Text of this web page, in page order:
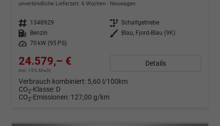
unverbindliche Lieferzeit: 6 Wochen Neuwagen
Fahrzeugnr. 1348929 Getriebe Schaltgetriebe
Kraftstoff
Benzin Außenfarbe
Blau, Fjord-Blau (9K)
Leistung
70 kW (95 PS)
24.579,– €
incl. 19% MwSt.
Details
Verbrauch kombiniert: 5,60 l/100km
CO2-Klasse: D
CO2-Emissionen: 127,00 g/km